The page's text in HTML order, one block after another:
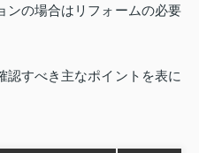
ンの場合はリフォームの必要
認すべき主なポイントを表に